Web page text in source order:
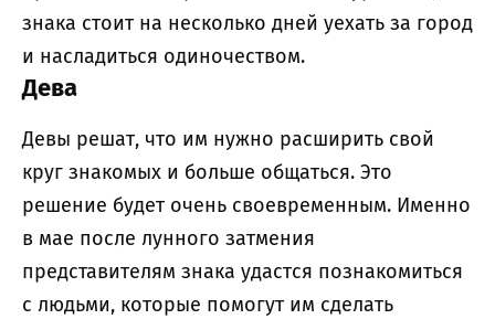
знака стоит на несколько дней уехать за город
и насладиться одиночеством.
Дева
Девы решат, что им нужно расширить свой
круг знакомых и больше общаться. Это
решение будет очень своевременным. Именно
в мае после лунного затмения
представителям знака удастся познакомиться
с людьми, которые помогут им сделать